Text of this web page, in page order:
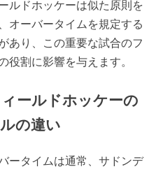
ルドホッケーは似た原則を
オーバータイムを規定する
あり、この重要な試合のフ
役割に影響を与えます。
ールドホッケーの
の違い
ータイムは通常、サドンデ